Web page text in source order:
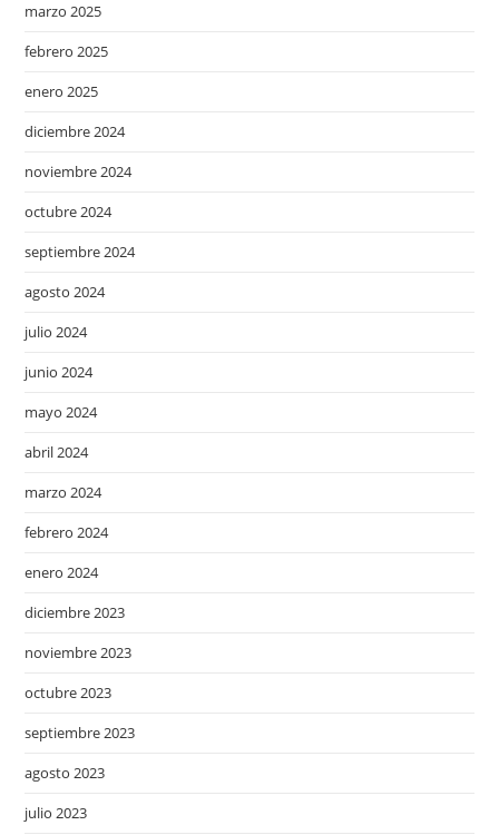
marzo 2025
febrero 2025
enero 2025
diciembre 2024
noviembre 2024
octubre 2024
septiembre 2024
agosto 2024
julio 2024
junio 2024
mayo 2024
abril 2024
marzo 2024
febrero 2024
enero 2024
diciembre 2023
noviembre 2023
octubre 2023
septiembre 2023
agosto 2023
julio 2023